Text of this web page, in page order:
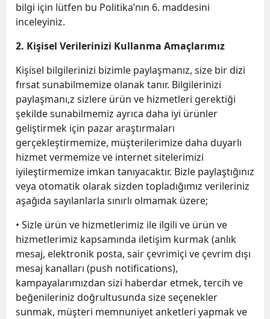
bilgi için lütfen bu Politika’nın 6. maddesini
inceleyiniz.
2. Kişisel Verilerinizi Kullanma Amaçlarımız
Kişisel bilgilerinizi bizimle paylaşmanız, size bir dizi
fırsat sunabilmemize olanak tanır. Bilgilerinizi
paylaşmanı,z sizlere ürün ve hizmetleri gerektiği
şekilde sunabilmemiz ayrıca daha iyi ürünler
geliştirmek için pazar araştırmaları
gerçekleştirmemize, müşterilerimize daha duyarlı
hizmet vermemize ve internet sitelerimizi
iyileştirmemize imkan tanıyacaktır. Bizle paylaştığınız
veya otomatik olarak sizden topladığımız verileriniz
aşağıda sayılanlarla sınırlı olmamak üzere;
• Sizle ürün ve hizmetlerimiz ile ilgili ve ürün ve
hizmetlerimiz kapsamında iletişim kurmak (anlık
mesaj, elektronik posta, sair çevrimiçi ve çevrim dışı
mesaj kanalları (push notifications),
kampayalarımızdan sizi haberdar etmek, tercih ve
beğenileriniz doğrultusunda size seçenekler
sunmak, müşteri memnuniyet anketleri yapmak ve